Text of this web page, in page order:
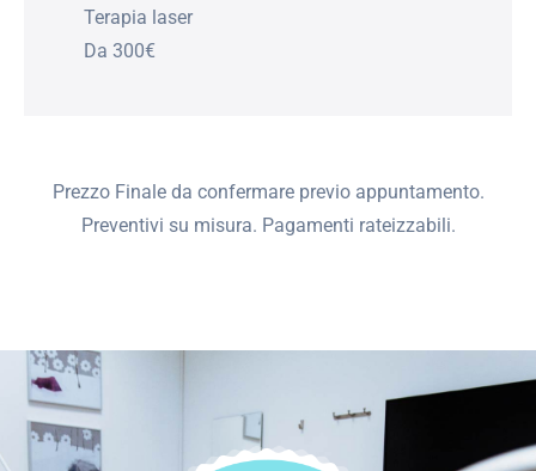
Terapia laser
Da 300€
Prezzo Finale da confermare previo appuntamento.
Preventivi su misura. Pagamenti rateizzabili.